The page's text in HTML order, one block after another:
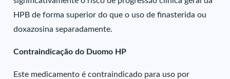
HPB de forma superior do que o uso de finasterida ou
doxazosina separadamente.
Contraindicação do Duomo HP
Este medicamento é contraindicado para uso por